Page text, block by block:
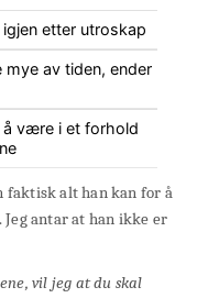
etter utroskap
av tiden, ender
å være i et forhold
faktisk alt han kan for å
antar at han ikke er
vil jeg at du skal